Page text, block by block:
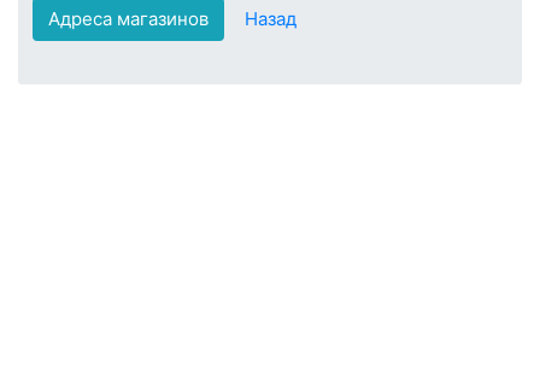
Адреса магазинов Назад